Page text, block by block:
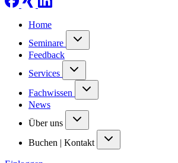
Home
Seminare
Feedback
Services
Fachwissen
News
Über uns
Buchen | Kontakt